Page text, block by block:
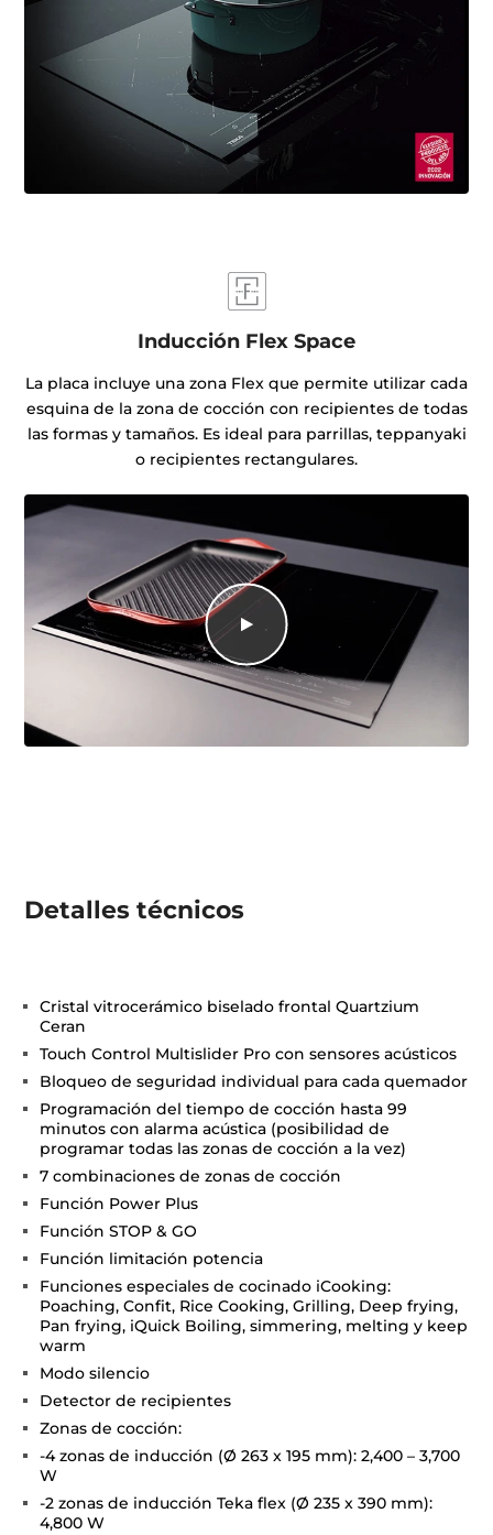
Inducción Flex Space
La placa incluye una zona Flex que permite utilizar cada
esquina de la zona de cocción con recipientes de todas
las formas y tamaños. Es ideal para parrillas, teppanyaki
o recipientes rectangulares.
Detalles técnicos
Cristal vitrocerámico biselado frontal Quartzium
Ceran
Touch Control Multislider Pro con sensores acústicos
Bloqueo de seguridad individual para cada quemador
Programación del tiempo de cocción hasta 99
minutos con alarma acústica (posibilidad de
programar todas las zonas de cocción a la vez)
7 combinaciones de zonas de cocción
Función Power Plus
Función STOP & GO
Función limitación potencia
Funciones especiales de cocinado iCooking:
Poaching, Confit, Rice Cooking, Grilling, Deep frying,
Pan frying, iQuick Boiling, simmering, melting y keep
warm
Modo silencio
Detector de recipientes
Zonas de cocción:
-4 zonas de inducción (Ø 263 x 195 mm): 2,400 – 3,700
W
-2 zonas de inducción Teka flex (Ø 235 x 390 mm):
4,800 W